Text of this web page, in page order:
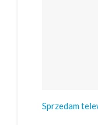
Sprzedam